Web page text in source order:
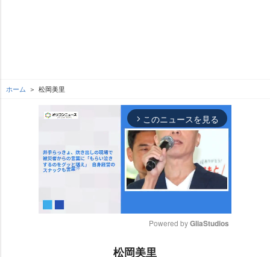
ホーム 松岡美里
arrow_forward_ios このニュースを見る
Powered by GliaStudios
松岡美里